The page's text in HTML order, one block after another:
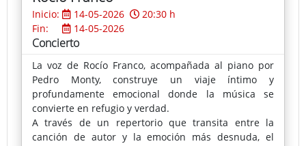
Inicio: 14-05-2026
20:30 h
Fin:
14-05-2026
Concierto
La voz de Rocío Franco, acompañada al piano por
Pedro Monty, construye un viaje íntimo y
profundamente emocional donde la música se
convierte en refugio y verdad.
A través de un repertorio que transita entre la
canción de autor y la emoción más desnuda, el